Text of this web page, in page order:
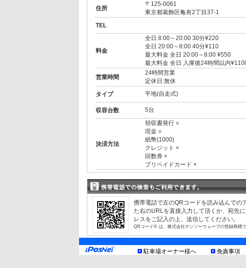
住所
〒125-0061
東京都葛飾区亀有2丁目37-1
TEL
料金
全日 8:00～20:00 30分¥220
全日 20:00～8:00 40分¥110
最大料金 全日 20:00～8:00 ¥550
最大料金 全日 入庫後24時間以内
営業時間
24時間営業
定休日:無休
タイプ
平地(自走式)
収容台数 5台
決済方法
領収書発行 ○
現金 ○
紙幣(1000)
クレジット ×
回数券 ×
プリペイドカード ×
制限事項
3ナンバー ○
RV ○
1BOX ○
高 2.00m まで
幅 1.90m まで
長 5.00m まで
重量 2.00t まで
※最大料金は繰り返し適用となります
お知らせ
携帯電話で左のQRコードを読み込んでの
た右のURLを直接入力して頂くか、宛先
レスをご記入の上、送信してください。
QRコード® は、株式会社デンソーウェーブの登録商標で
駐車場オーナー様へ
免責事項